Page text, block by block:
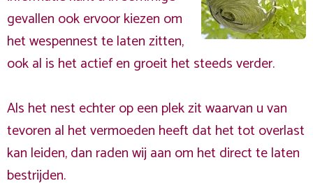
gevallen ook ervoor kiezen om
het wespennest te laten zitten,
ook al is het actief en groeit het steeds verder.
Als het nest echter op een plek zit waarvan u van
tevoren al het vermoeden heeft dat het tot overlast
kan leiden, dan raden wij aan om het direct te laten
bestrijden.